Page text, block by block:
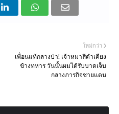
ใหม่กว่า
เพื่อนแท้กลางป่า! เจ้าหมาสีดำเคียง
ข้างทหาร วันนั้นผมได้รับบาดเจ็บ
กลางภารกิจชายแดน